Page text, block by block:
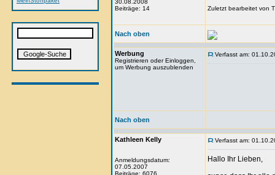
30.08.2008
Beiträge: 14
Zuletzt bearbeitet von
Nach oben
Werbung
Registrieren oder Einloggen,
um Werbung auszublenden
Verfasst am:
Nach oben
Kathleen Kelly
Anmeldungsdatum:
07.05.2007
Beiträge: 6076
Verfasst am:
Hallo Ihr Lieben,